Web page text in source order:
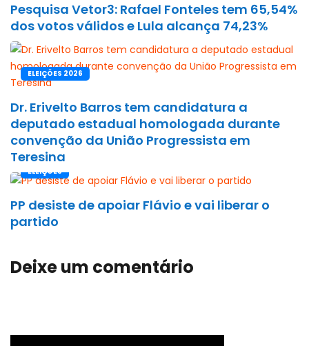
Pesquisa Vetor3: Rafael Fonteles tem 65,54%
dos votos válidos e Lula alcança 74,23%
ELEIÇÕES 2026
Dr. Erivelto Barros tem candidatura a
deputado estadual homologada durante
convenção da União Progressista em
Teresina
ELEIÇÕES
PP desiste de apoiar Flávio e vai liberar o
partido
Deixe um comentário